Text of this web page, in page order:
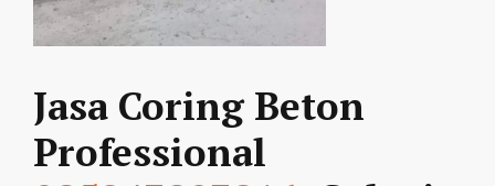
Jasa Coring Beton
Professional